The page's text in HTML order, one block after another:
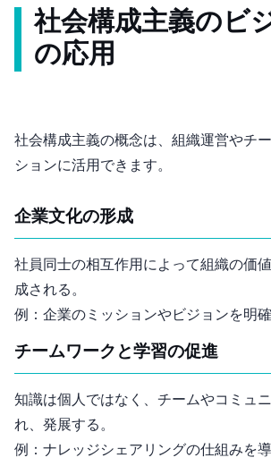
社会構成主義のビ
の応用
社会構成主義の概念は、組織運営やチ
ションに活用できます。
企業文化の形成
社員同士の相互作用によって組織の価
成される。
例：企業のミッションやビジョンを明
チームワークと学習の促進
知識は個人ではなく、チームやコミュ
れ、発展する。
例：ナレッジシェアリングの仕組みを